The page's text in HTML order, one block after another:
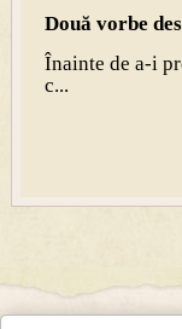
Două vorbe
Înainte de a-i
c...